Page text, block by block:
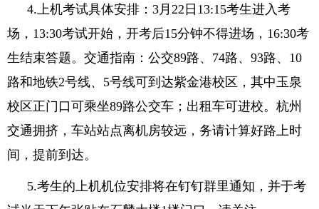
4. 上机考试具体安排： 3 月 22 日 13:15考生进入考
场， 13:30考试开始，开考后15分钟不得进场， 16:30考
生结束答题。交通指南：公交89路、 74路、 93路、 10
路和地铁2号线、 5号线可到达紫金港校区，其中玉泉
校区正门口可乘坐89路公交车；出租车可进校。杭州
交通拥挤，车站站点离机房较远，务请计算好路上时
间，提前到达。
5.考生的上机机位安排将在钉钉群里通知，并于考